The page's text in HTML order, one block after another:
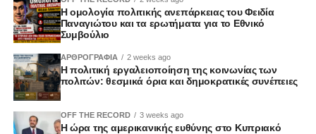
Η ομολογία πολιτικής ανεπάρκειας του Φειδία
Παναγιώτου και τα ερωτήματα για το Εθνικό
Συμβούλιο
ΑΡΘΡΟΓΡΑΦΙΑ 2 weeks ago
Η πολιτική εργαλειοποίηση της κοινωνίας των
πολιτών: θεσμικά όρια και δημοκρατικές συνέπειες
OFF THE RECORD 3 weeks ago
Η ώρα της αμερικανικής ευθύνης στο Κυπριακό